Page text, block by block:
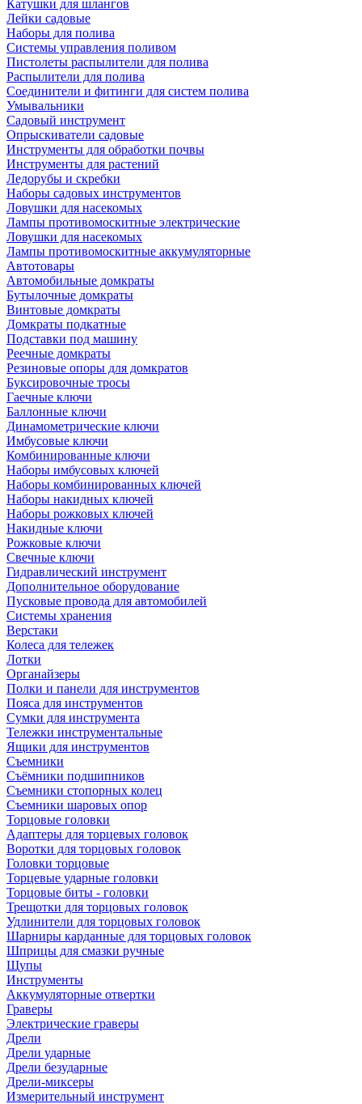
Катушки для шлангов
Лейки садовые
Наборы для полива
Системы управления поливом
Пистолеты распылители для полива
Распылители для полива
Соединители и фитинги для систем полива
Умывальники
Садовый инструмент
Опрыскиватели садовые
Инструменты для обработки почвы
Инструменты для растений
Ледорубы и скребки
Наборы садовых инструментов
Ловушки для насекомых
Лампы противомоскитные электрические
Ловушки для насекомых
Лампы противомоскитные аккумуляторные
Автотовары
Автомобильные домкраты
Бутылочные домкраты
Винтовые домкраты
Домкраты подкатные
Подставки под машину
Реечные домкраты
Резиновые опоры для домкратов
Буксировочные тросы
Гаечные ключи
Баллонные ключи
Динамометрические ключи
Имбусовые ключи
Комбинированные ключи
Наборы имбусовых ключей
Наборы комбинированных ключей
Наборы накидных ключей
Наборы рожковых ключей
Накидные ключи
Рожковые ключи
Свечные ключи
Гидравлический инструмент
Дополнительное оборудование
Пусковые провода для автомобилей
Системы хранения
Верстаки
Колеса для тележек
Лотки
Органайзеры
Полки и панели для инструментов
Пояса для инструментов
Сумки для инструмента
Тележки инструментальные
Ящики для инструментов
Съемники
Съёмники подшипников
Съемники стопорных колец
Съемники шаровых опор
Торцовые головки
Адаптеры для торцевых головок
Воротки для торцовых головок
Головки торцовые
Торцевые ударные головки
Торцовые биты - головки
Трещотки для торцовых головок
Удлинители для торцовых головок
Шарниры карданные для торцовых головок
Шприцы для смазки ручные
Щупы
Инструменты
Аккумуляторные отвертки
Граверы
Электрические граверы
Дрели
Дрели ударные
Дрели безударные
Дрели-миксеры
Измерительный инструмент